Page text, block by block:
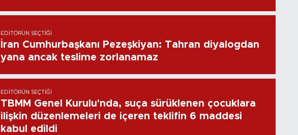
EDITÖRÜN SEÇTIĞI
İran Cumhurbaşkanı Pezeşkiyan: Tahran diyalogdan
yana ancak teslime zorlanamaz
EDITÖRÜN SEÇTIĞI
TBMM Genel Kurulu'nda, suça sürüklenen çocuklara
ilişkin düzenlemeleri de içeren teklifin 6 maddesi
kabul edildi